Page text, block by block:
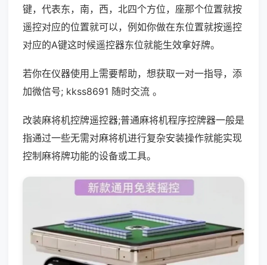
键，代表东，南，西，北四个方位，座那个位置就按
遥控对应的位置就可以，例如你做在东位置就按遥控
对应的A键这时候遥控器东位就能生效拿好牌。
若你在仪器使用上需要帮助，想获取一对一指导，添
加微信号; kkss8691 随时交流 。
改装麻将机控牌遥控器;普通麻将机程序控牌器一般是
指通过一些无需对麻将机进行复杂安装操作就能实现
控制麻将牌功能的设备或工具。